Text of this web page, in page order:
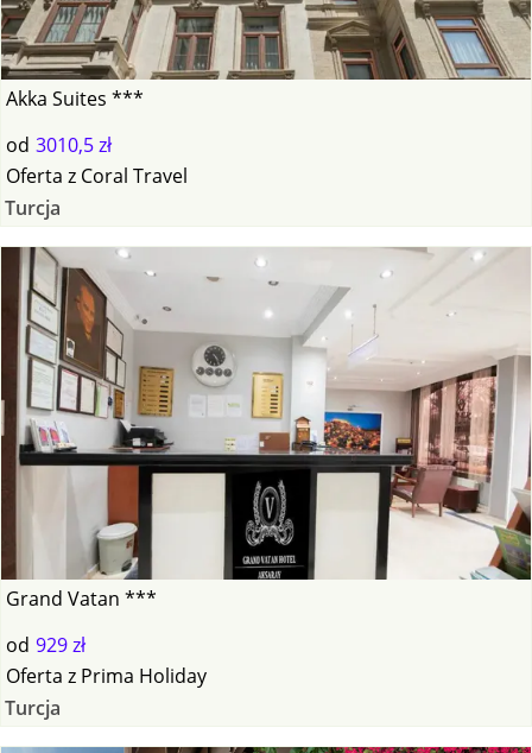
Akka Suites ***
od 3010,5 zł
Oferta z Coral Travel
Turcja
Grand Vatan ***
od 929 zł
Oferta z Prima Holiday
Turcja